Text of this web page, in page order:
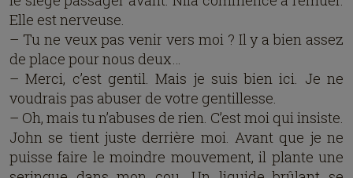
Elle est nerveuse.
– Tu ne veux pas venir vers moi ? Il y a bien assez
de place pour nous deux…
– Merci, c’est gentil. Mais je suis bien ici. Je ne
voudrais pas abuser de votre gentillesse.
– Oh, mais tu n’abuses de rien. C’est moi qui insiste.
John se tient juste derrière moi. Avant que je ne
puisse faire le moindre mouvement, il plante une